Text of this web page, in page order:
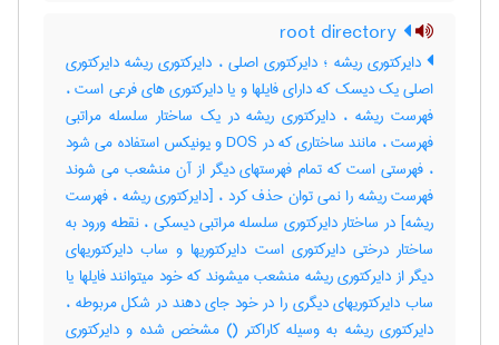
دایرکتوری ریشه ؛ دایرکتوری اصلی ، دایرکتوری ریشه دایرکتوری
اصلی یک دیسک که دارای فایلها و یا دایرکتوری های فرعی است ،
فهرست ریشه ، دایرکتوری ریشه در یک ساختار سلسله مراتبی
فهرست ، مانند ساختاری که در DOS و یونیکس استفاده می شود
، فهرستی است که تمام فهرستهای دیگر از آن منشعب می شوند
فهرست ریشه را نمی توان حذف کرد ، [دایرکتوری ریشه ، فهرست
ریشه] در ساختار دایرکتوری سلسله مراتبی دیسکی ، نقطه ورود به
ساختار درختی دایرکتوری است دایرکتوریها و ساب دایرکتوریهای
دیگر از دایرکتوری ریشه منشعب میشوند که خود میتوانند فایلها یا
ساب دایرکتوریهای دیگری را در خود جای دهند در شکل مربوطه ،
دایرکتوری ریشه به وسیله کاراکتر (‎) مشخص شده و دایرکتوری